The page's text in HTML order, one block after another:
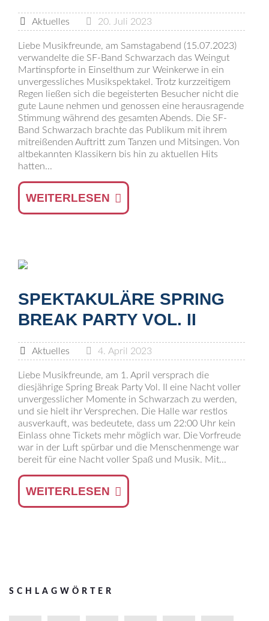
Aktuelles 20. Juli 2023
Liebe Musikfreunde, am Samstagabend (15.07.2023)
verwandelte die SF-Band Schwarzach das Weingut
Martinspforte in Einselthum zur Weinkerwe in ein
unvergessliches Musikspektakel. Trotz kurzzeitigem
Regen ließen sich die begeisterten Besucher nicht die
gute Laune nehmen und genossen eine herausragende
Stimmung während des gesamten Abends. Die SF-
Band Schwarzach brachte das Publikum mit ihrem
mitreißenden Auftritt zum Tanzen und Mitsingen. Von
altbekannten Klassikern bis hin zu aktuellen Hits
hatten...
WEITERLESEN
SPEKTAKULÄRE SPRING
BREAK PARTY VOL. II
Aktuelles 4. April 2023
Liebe Musikfreunde, am 1. April versprach die
diesjährige Spring Break Party Vol. II eine Nacht voller
unvergesslicher Momente in Schwarzach zu werden,
und sie hielt ihr Versprechen. Die Halle war restlos
ausverkauft, was bedeutete, dass um 22:00 Uhr kein
Einlass ohne Tickets mehr möglich war. Die Vorfreude
war in der Luft spürbar und die Menschenmenge war
bereit für eine Nacht voller Spaß und Musik. Mit...
WEITERLESEN
SCHLAGWÖRTER